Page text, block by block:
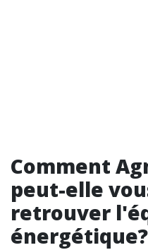
Comment
peut-elle
retrouver
énergétique?